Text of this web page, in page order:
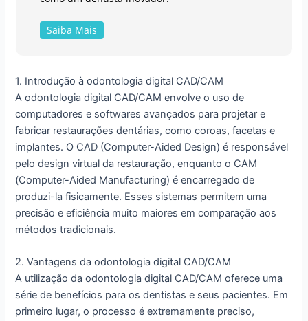
Saiba Mais
1. Introdução à odontologia digital CAD/CAM
A odontologia digital CAD/CAM envolve o uso de
computadores e softwares avançados para projetar e
fabricar restaurações dentárias, como coroas, facetas e
implantes. O CAD (Computer-Aided Design) é responsável
pelo design virtual da restauração, enquanto o CAM
(Computer-Aided Manufacturing) é encarregado de
produzi-la fisicamente. Esses sistemas permitem uma
precisão e eficiência muito maiores em comparação aos
métodos tradicionais.
2. Vantagens da odontologia digital CAD/CAM
A utilização da odontologia digital CAD/CAM oferece uma
série de benefícios para os dentistas e seus pacientes. Em
primeiro lugar, o processo é extremamente preciso,